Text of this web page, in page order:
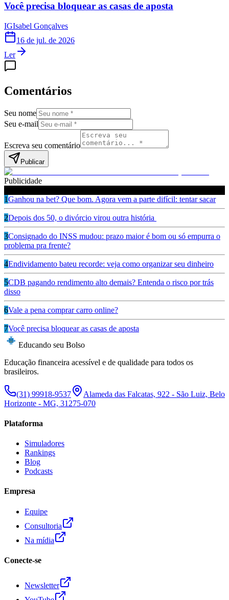
Você precisa bloquear as casas de aposta
IGIsabel Gonçalves
16 de jul. de 2026
Ler
Comentários
Seu nome
Seu e-mail
Escreva seu comentário
Publicar
Publicidade
1Ganhou na bet? Que bom. Agora vem a parte difícil: tentar sacar
2Depois dos 50, o divórcio virou outra história
3Consignado do INSS mudou: prazo maior é bom ou só empurra o
problema pra frente?
4Endividamento bateu recorde: veja como organizar seu dinheiro
5CDB pagando rendimento alto demais? Entenda o risco por trás
disso
6Vale a pena comprar carro online?
7Você precisa bloquear as casas de aposta
Educando seu Bolso
Educação financeira acessível e de qualidade para todos os
brasileiros.
(31) 99918-9537
Alameda das Falcatas, 922 - São Luiz, Belo
Horizonte - MG, 31275-070
Plataforma
Simuladores
Rankings
Blog
Podcasts
Empresa
Equipe
Consultoria
Na mídia
Conecte-se
Newsletter